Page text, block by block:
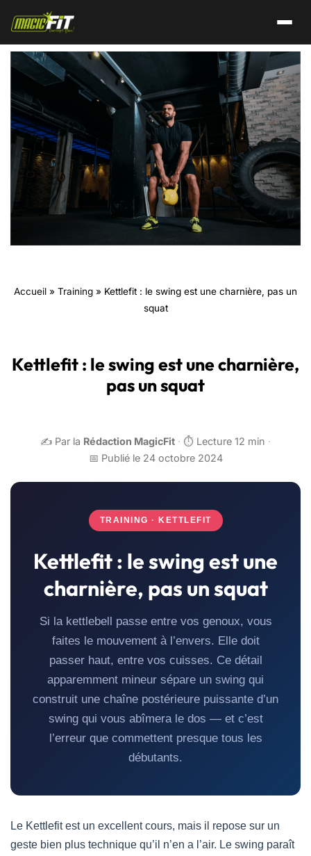
Accueil » Training » Kettlefit : le swing est une charnière, pas un
squat
Kettlefit : le swing est une charnière,
pas un squat
✍️ Par la Rédaction MagicFit · ⏱️ Lecture 12 min ·
📅 Publié le 24 octobre 2024
TRAINING · KETTLEFIT
Kettlefit : le swing est une
charnière, pas un squat
Si la kettlebell passe entre vos genoux, vous
faites le mouvement à l’envers. Elle doit
passer haut, entre vos cuisses. Ce détail
apparemment mineur sépare un swing qui
construit une chaîne postérieure puissante d’un
swing qui vous abîmera le dos — et c’est
l’erreur que commettent presque tous les
débutants.
Le Kettlefit est un excellent cours, mais il repose sur un
geste bien plus technique qu’il n’en a l’air. Le swing paraît